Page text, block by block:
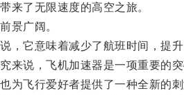
了无限速度的高空之旅。
广阔。
它意味着减少了航班时间，提升
说，飞机加速器是一项重要的突
飞行爱好者提供了一种全新的刺